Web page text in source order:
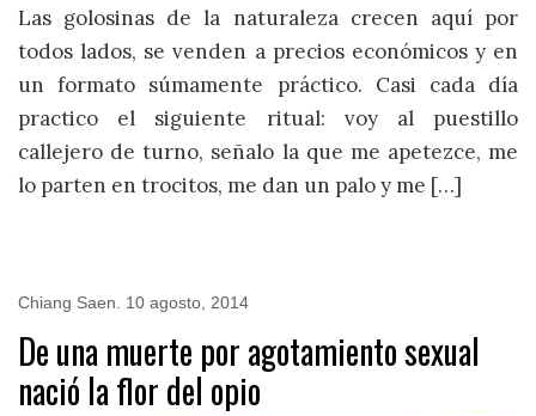
Las golosinas de la naturaleza crecen aquí por
todos lados, se venden a precios económicos y en
un formato súmamente práctico. Casi cada día
practico el siguiente ritual: voy al puestillo
callejero de turno, señalo la que me apetezce, me
lo parten en trocitos, me dan un palo y me […]
Chiang Saen 10 agosto, 2014
De una muerte por agotamiento sexual
nació la flor del opio